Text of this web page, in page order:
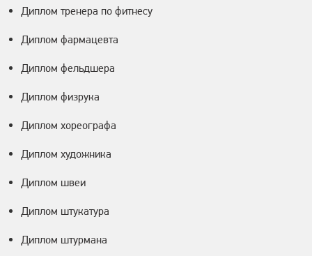
Диплом тренера по фитнесу
Диплом фармацевта
Диплом фельдшера
Диплом физрука
Диплом хореографа
Диплом художника
Диплом швеи
Диплом штукатура
Диплом штурмана